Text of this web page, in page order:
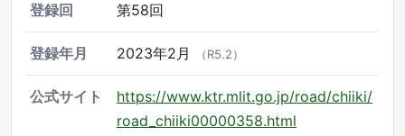
登録回 第58回
登録年月 2023年2月 （R5.2）
公式サイト
https://www.ktr.mlit.go.jp/road/chiiki/
road_chiiki00000358.html